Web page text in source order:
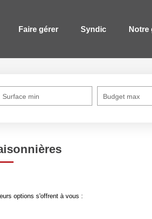
Faire gérer Syndic Notre
Surface min Budget max
options s'offrent à vous :